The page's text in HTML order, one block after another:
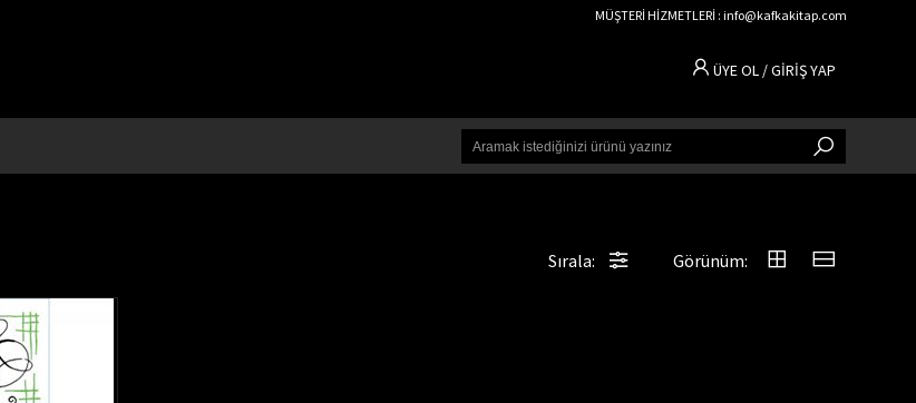
MÜŞTERİ HİZMETLERİ : info@kafkakitap.com
ÜYE OL / GİRİŞ YAP
Sırala: Görünüm: